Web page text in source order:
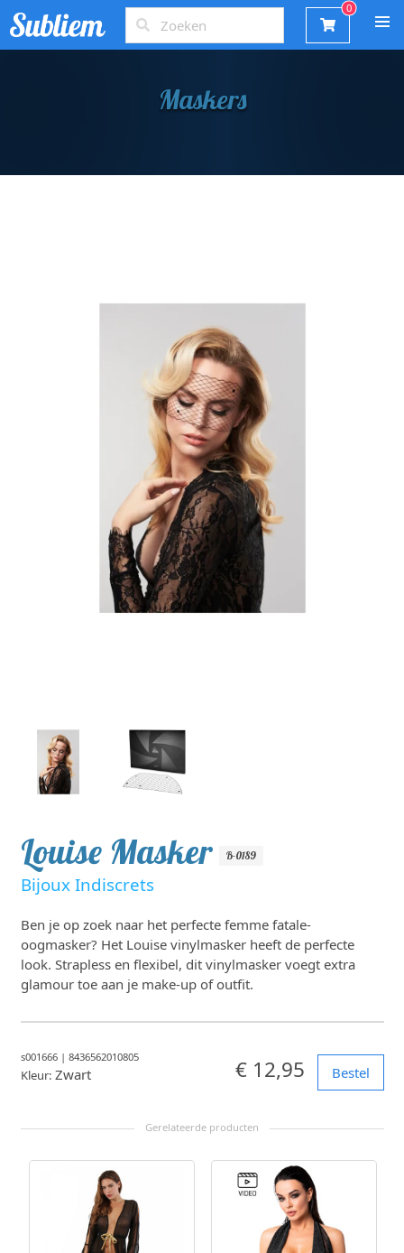
Maskers
Louise Masker B-0189
Bijoux Indiscrets
Ben je op zoek naar het perfecte femme fatale-
oogmasker? Het Louise vinylmasker heeft de perfecte
look. Strapless en flexibel, dit vinylmasker voegt extra
glamour toe aan je make-up of outfit.
s001666| 8436562010805
Kleur: Zwart € 12,95 Bestel